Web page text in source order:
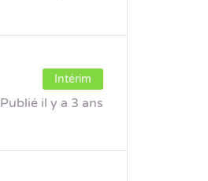
Intérim
Publié il y a 3 ans